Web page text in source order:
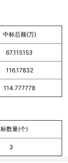
中标总额(万)
67.115153
116.17832
114.777778
数量(个)
3